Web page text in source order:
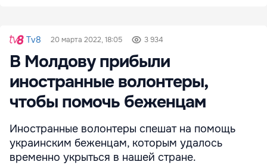
Tv8 20 марта 2022, 18:05 3 934
В Молдову прибыли
иностранные волонтеры,
чтобы помочь беженцам
Иностранные волонтеры спешат на помощь
украинским беженцам, которым удалось
временно укрыться в нашей стране.